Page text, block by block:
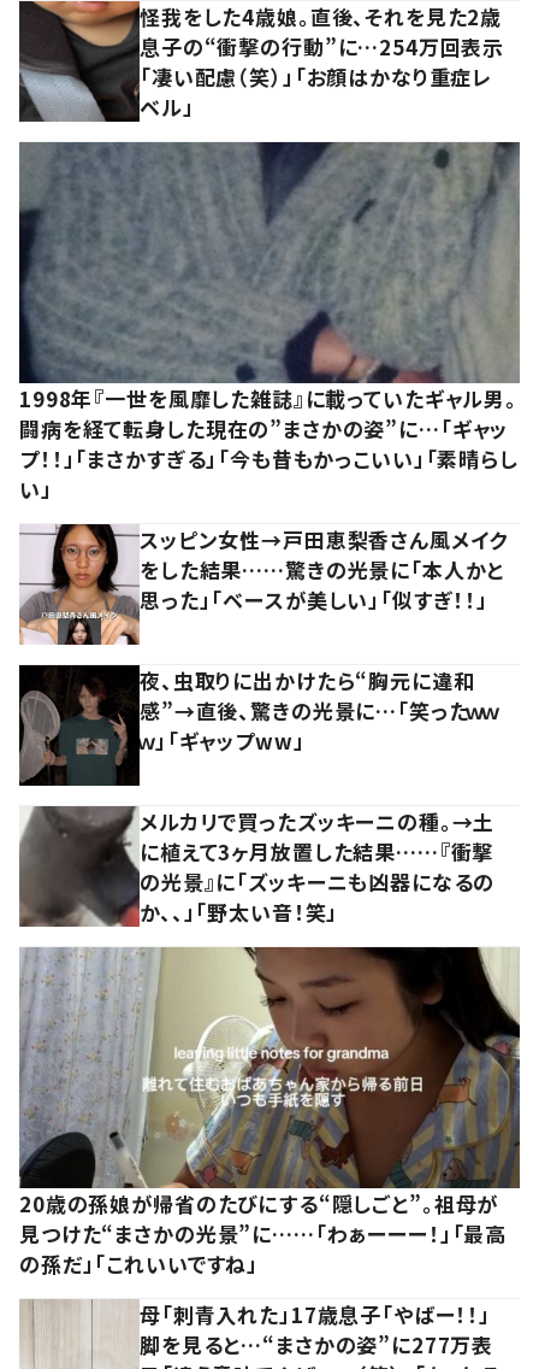
怪我をした4歳娘。直後、それを見た2歳
息子の“衝撃の行動”に…254万回表示
「凄い配慮（笑）」「お顔はかなり重症レ
ベル」
1998年『一世を風靡した雑誌』に載っていたギャル男。
闘病を経て転身した現在の”まさかの姿”に…「ギャッ
プ！！」「まさかすぎる」「今も昔もかっこいい」「素晴らし
い」
スッピン女性→戸田恵梨香さん風メイク
をした結果……驚きの光景に「本人かと
思った」「ベースが美しい」「似すぎ！！」
夜、虫取りに出かけたら“胸元に違和
感”→直後、驚きの光景に…「笑ったｗｗ
ｗ」「ギャップww」
メルカリで買ったズッキーニの種。→土
に植えて3ヶ月放置した結果……『衝撃
の光景』に「ズッキーニも凶器になるの
か、、」「野太い音！笑」
20歳の孫娘が帰省のたびにする“隠しごと”。祖母が
見つけた“まさかの光景”に……「わぁーーー！」「最高
の孫だ」「これいいですね」
母「刺青入れた」17歳息子「やばー！！」
脚を見ると…“まさかの姿”に277万表